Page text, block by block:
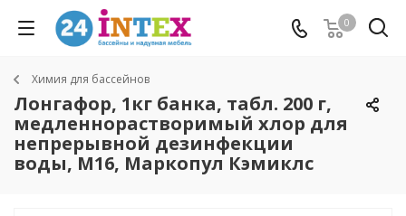
0
Химия для бассейнов
Лонгафор, 1кг банка, табл. 200 г,
медленнорастворимый хлор для
непрерывной дезинфекции
воды, М16, Маркопул Кэмиклс